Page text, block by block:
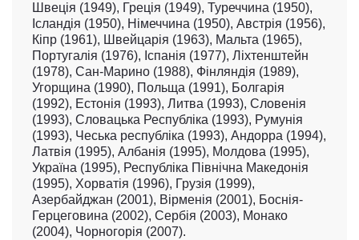
Швеція (1949), Греція (1949), Туреччина (1950),
Ісландія (1950), Німеччина (1950), Австрія (1956),
Кіпр (1961), Швейцарія (1963), Мальта (1965),
Португалія (1976), Іспанія (1977), Ліхтенштейн
(1978), Сан-Марино (1988), Фінляндія (1989),
Угорщина (1990), Польща (1991), Болгарія
(1992), Естонія (1993), Литва (1993), Словенія
(1993), Словацька Республіка (1993), Румунія
(1993), Чеська республіка (1993), Андорра (1994),
Латвія (1995), Албанія (1995), Молдова (1995),
Україна (1995), Республіка Північна Македонія
(1995), Хорватія (1996), Грузія (1999),
Азербайджан (2001), Вірменія (2001), Боснія-
Герцеговина (2002), Сербія (2003), Монако
(2004), Чорногорія (2007).